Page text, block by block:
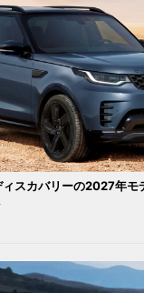
スカバリーの2027年モ